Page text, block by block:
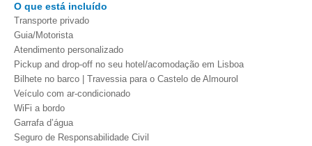
O que está incluído
Transporte privado
Guia/Motorista
Atendimento personalizado
Pickup and drop-off no seu hotel/acomodação em Lisboa
Bilhete no barco | Travessia para o Castelo de Almourol
Veículo com ar-condicionado
WiFi a bordo
Garrafa d’água
Seguro de Responsabilidade Civil